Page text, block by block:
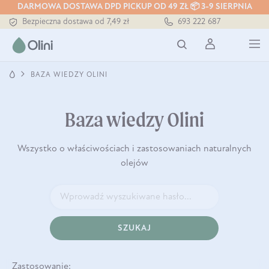
DARMOWA DOSTAWA DPD PICKUP OD 49 ZŁ 📦 3-9 SIERPNIA
Bezpieczna dostawa od 7,49 zł
Darmowa dostawa od 199 zł
693 222 687
BAZA WIEDZY OLINI
Baza wiedzy Olini
Wszystko o właściwościach i zastosowaniach naturalnych
olejów
SZUKAJ
Zastosowanie: